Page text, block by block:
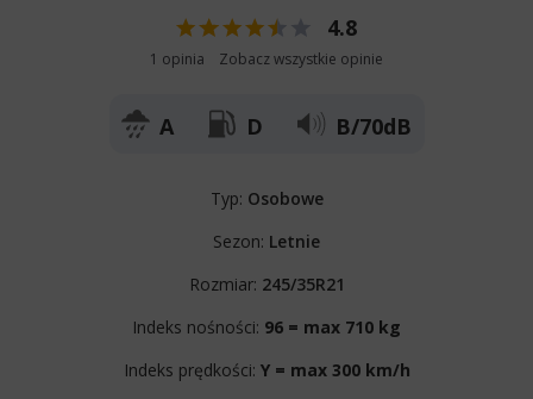
4.8
1 opinia Zobacz wszystkie opinie
A D B/70dB
Typ: Osobowe
Sezon: Letnie
Rozmiar: 245/35R21
Indeks nośności: 96 = max 710 kg
Indeks prędkości: Y = max 300 km/h